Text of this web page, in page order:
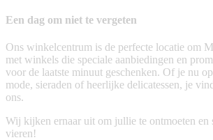
Een dag om niet te vergeten
Ons winkelcentrum is de perfecte locatie om
met winkels die speciale aanbiedingen en
voor de laatste minuut geschenken. Of je nu
mode, sieraden of heerlijke delicatessen, je
ons.
Wij kijken ernaar uit om jullie te ontmoeten en
vieren!